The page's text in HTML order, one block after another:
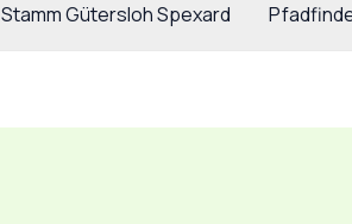
Stamm Gütersloh Spexard